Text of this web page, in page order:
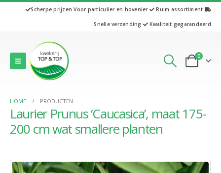
Scherpe prijzenVoor particulier en hovenier Ruim assortiment
Snelle verzending Kwaliteit gegarandeerd
0
HOME PRODUCTEN
Laurier Prunus ‘Caucasica’, maat 175-
200 cm wat smallere planten